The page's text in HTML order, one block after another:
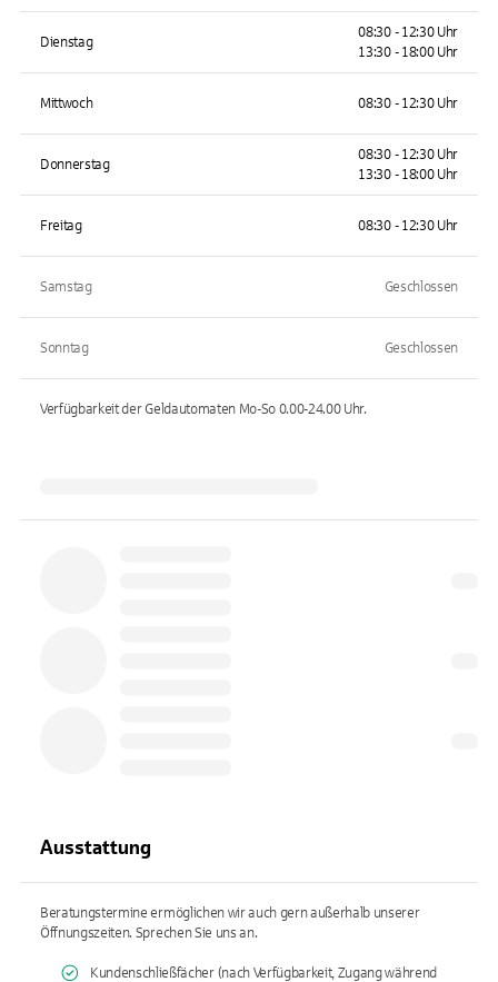
Dienstag
08:30 - 12:30 Uhr
13:30 - 18:00 Uhr
Mittwoch 08:30 - 12:30 Uhr
Donnerstag
08:30 - 12:30 Uhr
13:30 - 18:00 Uhr
Freitag 08:30 - 12:30 Uhr
Samstag Geschlossen
Sonntag Geschlossen
Verfügbarkeit der Geldautomaten Mo-So 0.00-24.00Uhr.
Ausstattung
Beratungstermine ermöglichen wir auch gern außerhalb unserer
Öffnungszeiten. Sprechen Sie uns an.
Kundenschließfächer (nach Verfügbarkeit, Zugang während